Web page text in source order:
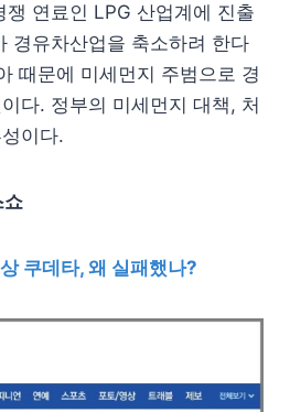
연료인 LPG 산업계에 진출
경유차산업을 축소하려 한다
때문에 미세먼지 주범으로 경
다. 정부의 미세먼지 대책, 처
이다.
쇼
쿠데타, 왜 실패했나?